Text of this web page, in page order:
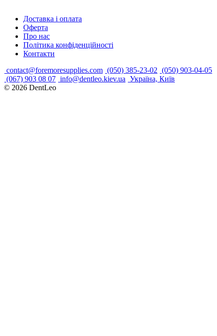
Доставка і оплата
Оферта
Про нас
Політика конфіденційності
Контакти
contact@foremoresupplies.com (050) 385-23-02 (050) 903-04-05
(067) 903 08 07 info@dentleo.kiev.ua Україна, Київ
© 2026 DentLeo